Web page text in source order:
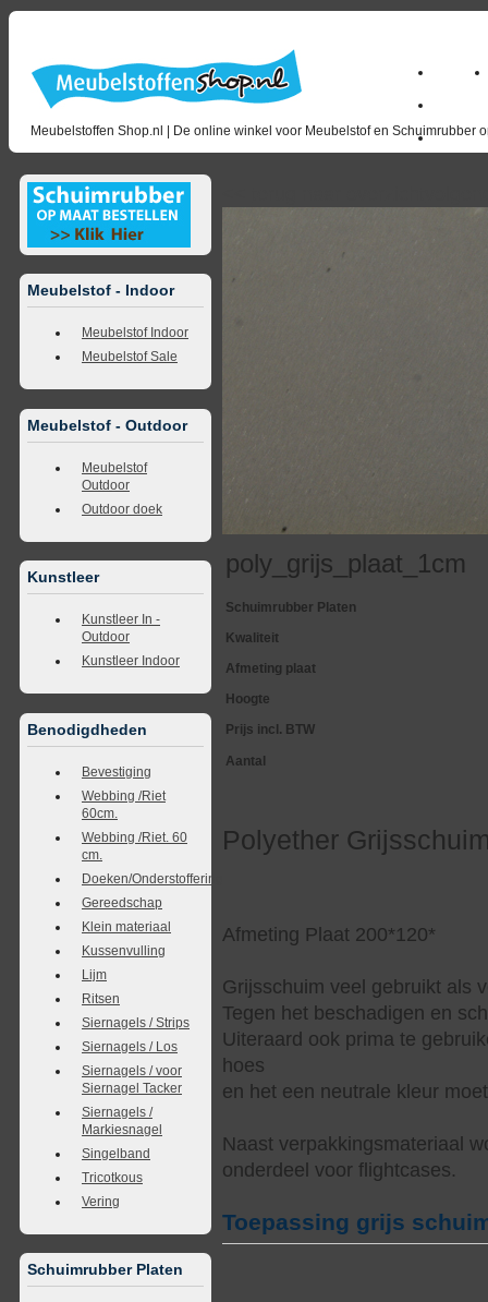
Meubelstoffen Shop.nl | De online winkel voor Meubelstof en Schuimrubber
Home
Meubelstof - Indoor
Meubelstof Indoor
Meubelstof Sale
Meubelstof - Outdoor
Meubelstof
Outdoor
Outdoor doek
Kunstleer
Kunstleer In -
Outdoor
Kunstleer Indoor
Benodigdheden
Bevestiging
Webbing /Riet
60cm.
Webbing /Riet. 60
cm.
Doeken/Onderstoffering
Gereedschap
Klein materiaal
Kussenvulling
Lijm
Ritsen
Siernagels / Strips
Siernagels / Los
Siernagels / voor
Siernagel Tacker
Siernagels /
Markiesnagel
Singelband
Tricotkous
Vering
Schuimrubber Platen
poly_grijs_plaat_1cm
Schuimrubber Platen
Kwaliteit
Afmeting plaat
Hoogte
Prijs incl. BTW
Aantal
Polyether
Afmeting Plaat 200*120*
Grijsschuim veel gebruikt als
Tegen het beschadigen en
Uiteraard ook prima te
hoes
en het een neutrale kleur
Naast verpakkingsmateriaal
onderdeel voor flightcases.
Toepassing grijs